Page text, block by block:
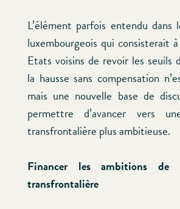
L’élément parfois entendu
luxembourgeois qui consisterait
Etats voisins de revoir les seuils
la hausse sans compensation
mais une nouvelle base de
permettre d’avancer vers
transfrontalière plus ambitieuse.
Financer les ambitions de
transfrontalière